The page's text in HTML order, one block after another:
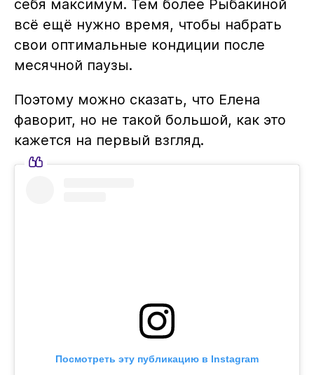
себя максимум. Тем более Рыбакиной
всё ещё нужно время, чтобы набрать
свои оптимальные кондиции после
месячной паузы.
Поэтому можно сказать, что Елена
фаворит, но не такой большой, как это
кажется на первый взгляд.
Посмотреть эту публикацию в Instagram